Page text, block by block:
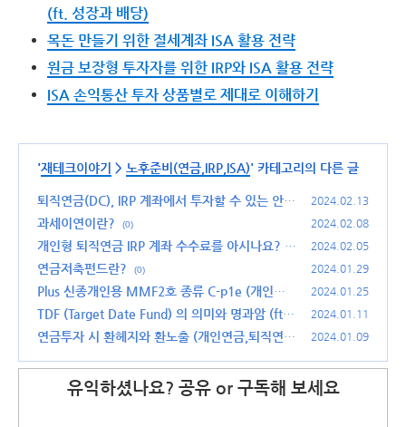
(ft. 성장과 배당)
목돈 만들기 위한 절세계좌 ISA 활용 전략
원금 보장형 투자자를 위한 IRP와 ISA 활용 전략
ISA 손익통산 투자 상품별로 제대로 이해하기
'재테크이야기 > 노후준비(연금,IRP,ISA)' 카테고리의 다른 글
퇴직연금(DC), IRP 계좌에서 투자할 수 있는 안전
자산
(0)
2024.02.13
과세이연이란? (0) 2024.02.08
개인형 퇴직연금 IRP 계좌 수수료를 아시나요?
(2)
2024.02.05
연금저축펀드란? (0) 2024.01.29
Plus 신종개인용 MMF2호 종류 C-p1e (개인연
금 예수금 활용) 수익율
(0)
2024.01.25
TDF (Target Date Fund) 의 의미와 명과암 (ft.
퇴직연금,IRP)
(0)
2024.01.11
연금투자 시 환헤지와 환노출 (개인연금,퇴직연
2024.01.09
유익하셨나요? 공유 or 구독해 보세요